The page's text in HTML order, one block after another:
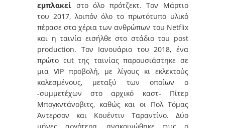
εμπλακεί στο όλο πρότζεκτ. Τον Μάρτιο
του 2017, λοιπόν όλο το πρωτότυπο υλικό
πέρασε στα χέρια των ανθρώπων του Netflix
και η ταινία εισήλθε στο στάδιο του post
production. Τον Ιανουάριο του 2018, ένα
πρώτο cut της ταινίας παρουσιάστηκε σε
μια VIP προβολή, με λίγους κι εκλεκτούς
καλεσμένους, μεταξύ των οποίων ο
-συμμετέχων στο αρχικό καστ- Πίτερ
Μπογκντάνοβιτς, καθώς και οι Πολ Τόμας
Ἀντερσον και Κουέντιν Ταραντίνο. Δύο